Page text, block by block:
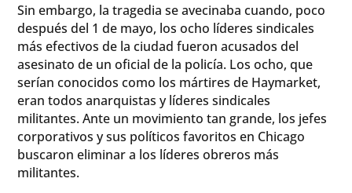
Sin embargo, la tragedia se avecinaba cuando, poco
después del 1 de mayo, los ocho líderes sindicales
más efectivos de la ciudad fueron acusados del
asesinato de un oficial de la policía. Los ocho, que
serían conocidos como los mártires de Haymarket,
eran todos anarquistas y líderes sindicales
militantes. Ante un movimiento tan grande, los jefes
corporativos y sus políticos favoritos en Chicago
buscaron eliminar a los líderes obreros más
militantes.